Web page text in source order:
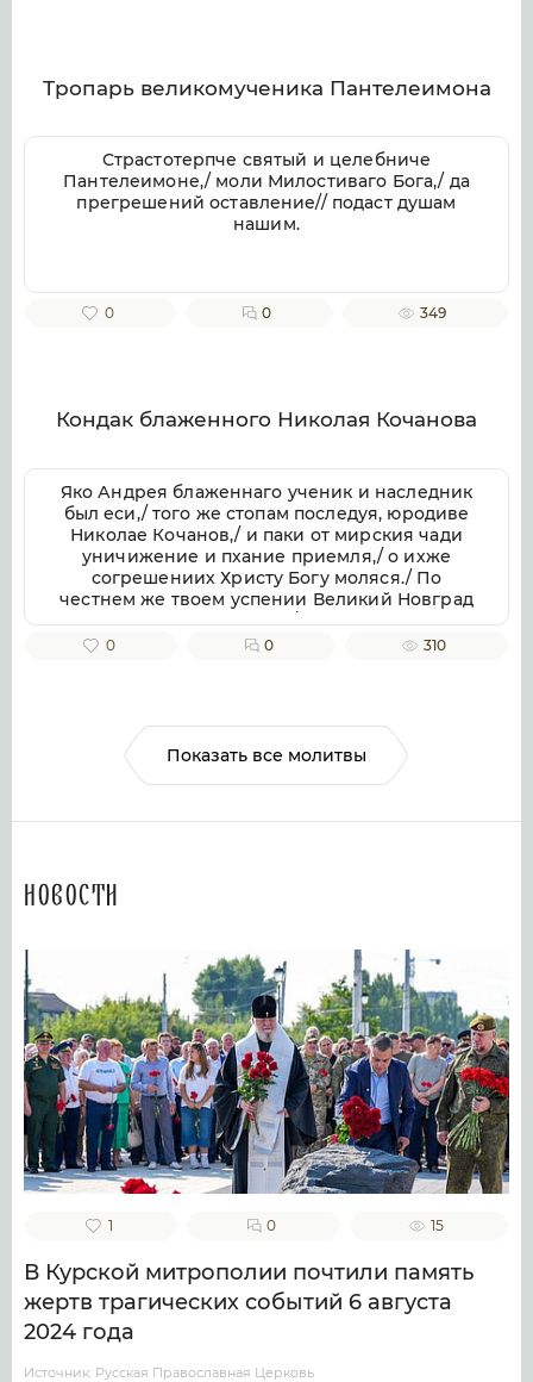
Тропарь великомученика Пантелеимона
Страстотерпче святый и целебниче
Пантелеимоне,/ моли Милостиваго Бога,/ да
прегрешений оставление// подаст душам
нашим.
0 0 349
Кондак блаженного Николая Кочанова
Яко Андрея блаженнаго ученик и наследник
был еси,/ того же стопам последуя, юродиве
Николае Кочанов,/ и паки от мирския чади
уничижение и пхание приемля,/ о ихже
согрешениих Христу Богу моляся./ По
честнем же твоем успении Великий Новград
имать мощи твоя в себе,/ яко неистощимое
сокровище,/ подаеши бо исцеление/ с верою
0 0 310
Показать все молитвы
Новости
1 0 15
В Курской митрополии почтили память
жертв трагических событий 6 августа
2024 года
Источник: Русская Православная Церковь